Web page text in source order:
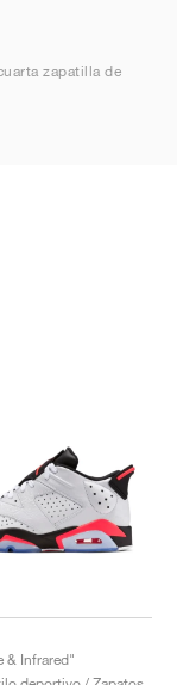
zapatilla de
& Infrared"